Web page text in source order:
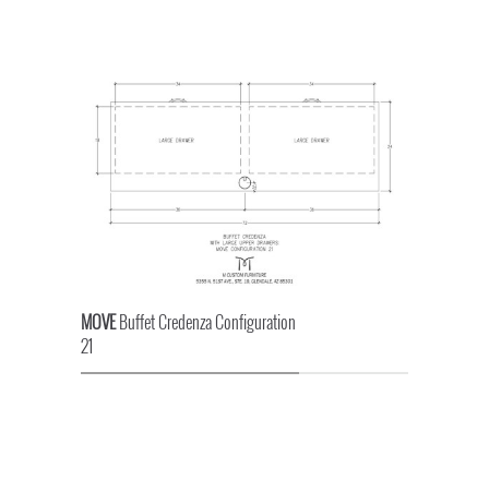
MOVEBuffet Credenza Configuration
21